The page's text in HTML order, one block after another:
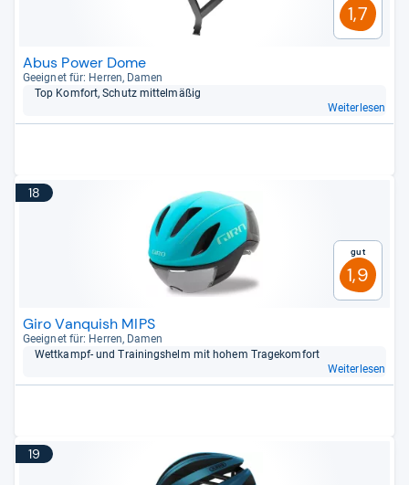
1,7
Abus Power Dome
Geeig­net für: Her­ren, Damen
Top Kom­fort, Schutz mit­tel­mä­ßig
Weiterlesen
18
Gut
1,9
Giro Vanquish MIPS
Geeig­net für: Her­ren, Damen
Wett­kampf-​ und Trai­nings­helm mit hohem Tra­ge­kom­fort
Weiterlesen
19